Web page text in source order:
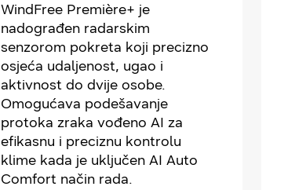
WindFree Première+ je
nadograđen radarskim
senzorom pokreta koji precizno
osjeća udaljenost, ugao i
aktivnost do dvije osobe.
Omogućava podešavanje
protoka zraka vođeno AI za
efikasnu i preciznu kontrolu
klime kada je uključen AI Auto
Comfort način rada.